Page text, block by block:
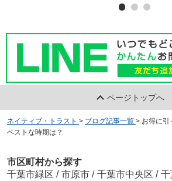
ページトップへ
ネイティブ・トラスト > ブログ記事一覧 > お得に引
ベストな時期は？
市区町村から探す
千葉市緑区 / 市原市 / 千葉市中央区 / 千